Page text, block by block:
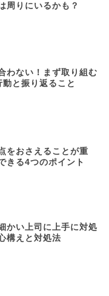
周りにいるかも？
わない！まず取り組む
と振り返ること
をおさえることが重
きる4つのポイント
かい上司に上手に対処
構えと対処法